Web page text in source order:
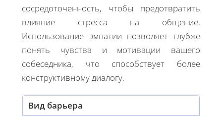
сосредоточенность, чтобы предотвратить
влияние стресса на общение.
Использование эмпатии позволяет глубже
понять чувства и мотивации вашего
собеседника, что способствует более
конструктивному диалогу.
Вид барьера